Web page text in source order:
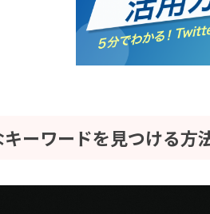
ーワードを見つける方